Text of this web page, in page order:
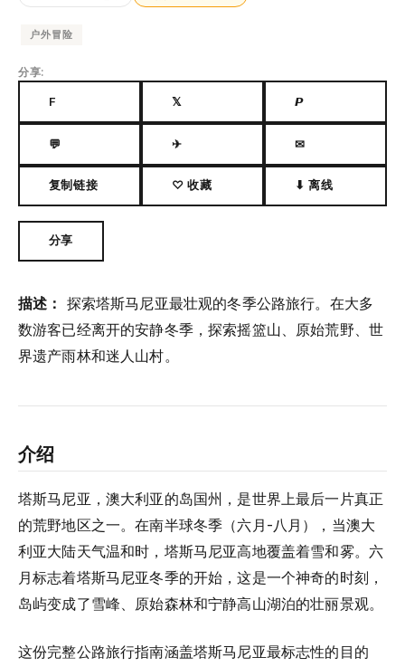
户外冒险
分享:
F 𝕏 𝙋
💬 ✈ ✉
复制链接 ♡ 收藏 ⬇ 离线
分享
描述： 探索塔斯马尼亚最壮观的冬季公路旅行。在大多
数游客已经离开的安静冬季，探索摇篮山、原始荒野、世
界遗产雨林和迷人山村。
介绍
塔斯马尼亚，澳大利亚的岛国州，是世界上最后一片真正
的荒野地区之一。在南半球冬季（六月-八月），当澳大
利亚大陆天气温和时，塔斯马尼亚高地覆盖着雪和雾。六
月标志着塔斯马尼亚冬季的开始，这是一个神奇的时刻，
岛屿变成了雪峰、原始森林和宁静高山湖泊的壮丽景观。
这份完整公路旅行指南涵盖塔斯马尼亚最标志性的目的